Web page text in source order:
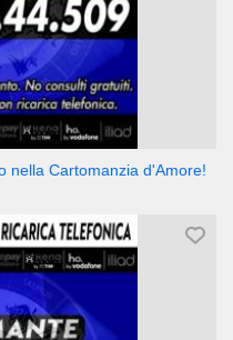
nella Cartomanzia d'Amore!